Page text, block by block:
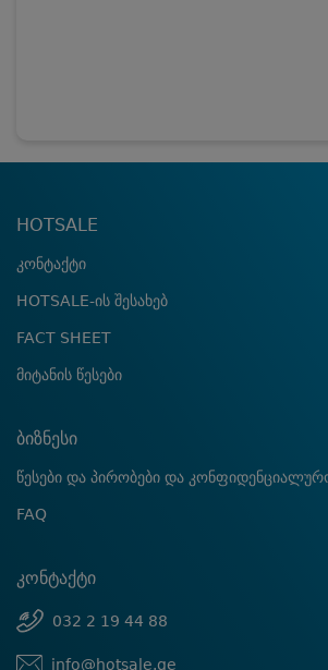
HOTSALE
კონტაქტი
HOTSALE-ის შესახებ
FACT SHEET
მიტანის წესები
ბიზნესი
წესები და პირობები და
FAQ
კონტაქტი
032 2 19 44 88
info@hotsale.ge